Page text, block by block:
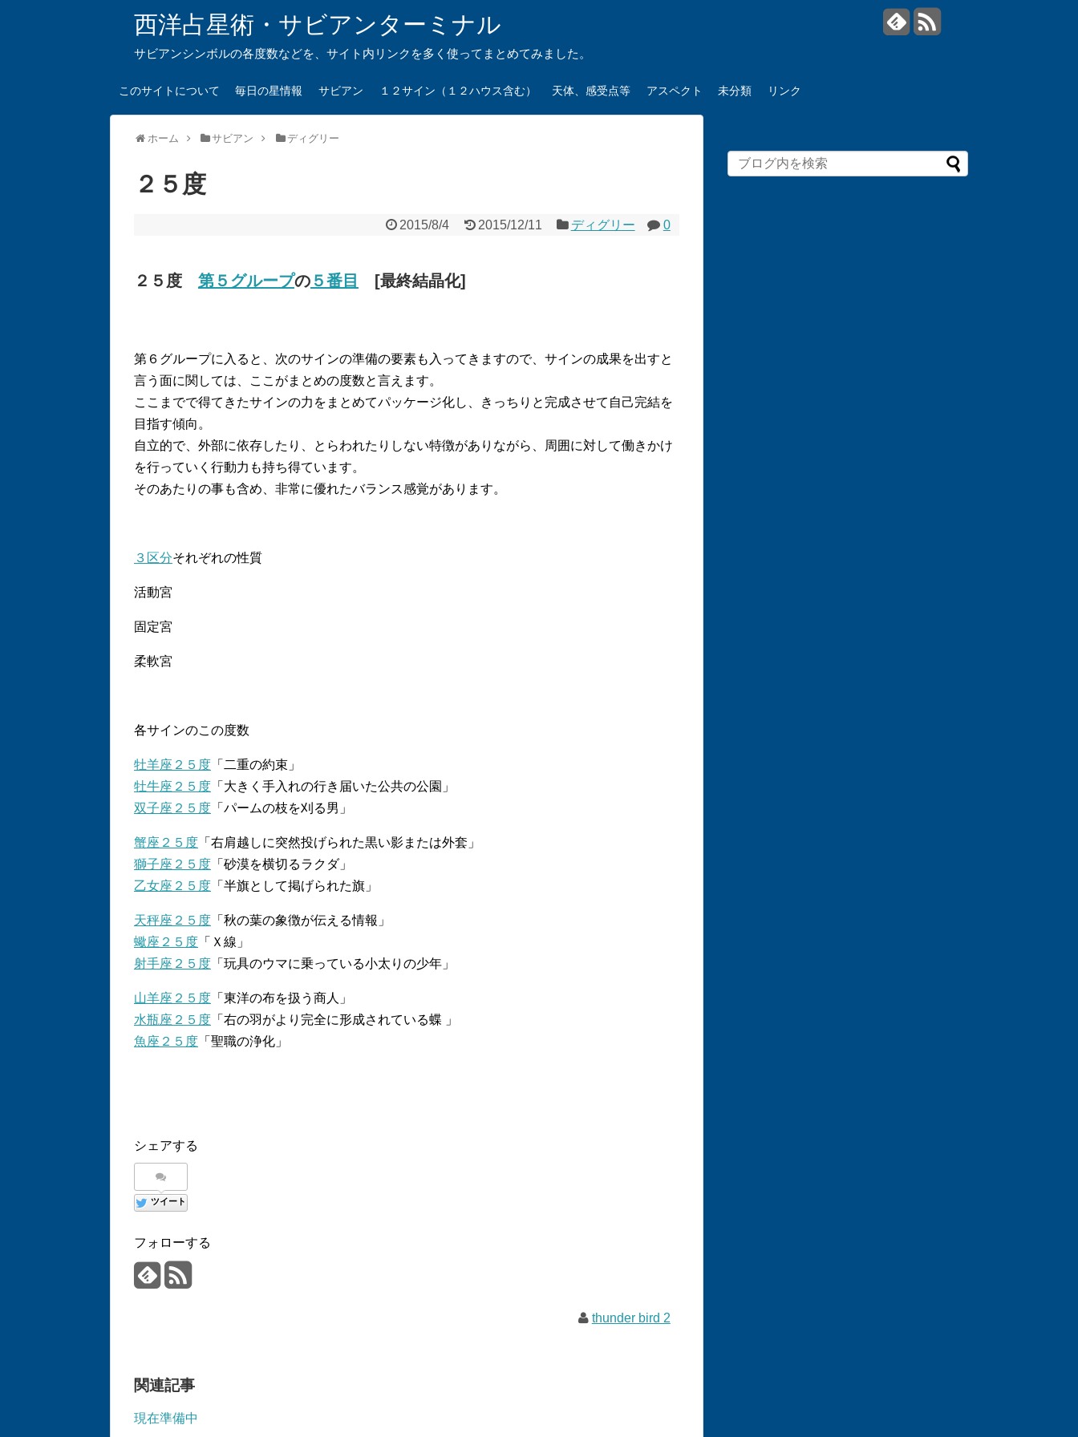
西洋占星術・サビアンターミナル
サビアンシンボルの各度数などを、サイト内リンクを多く使ってまとめてみました。
このサイトについて 毎日の星情報 サビアン １２サイン（１２ハウス含む） 天体、感受点等 アスペクト 未分類 リンク
ホーム サビアン ディグリー
２５度
2015/8/4 2015/12/11 ディグリー 0
２５度 第５グループの ５番目 [最終結晶化]
第６グループに入ると、次のサインの準備の要素も入ってきますので、サインの成果を出すと
言う面に関しては、ここがまとめの度数と言えます。
ここまでで得てきたサインの力をまとめてパッケージ化し、きっちりと完成させて自己完結を
目指す傾向。
自立的で、外部に依存したり、とらわれたりしない特徴がありながら、周囲に対して働きかけ
を行っていく行動力も持ち得ています。
そのあたりの事も含め、非常に優れたバランス感覚があります。
３区分それぞれの性質
活動宮
固定宮
柔軟宮
各サインのこの度数
牡羊座２５度 「二重の約束」
牡牛座２５度 「大きく手入れの行き届いた公共の公園」
双子座２５度 「パームの枝を刈る男」
蟹座２５度 「右肩越しに突然投げられた黒い影または外套」
獅子座２５度 「砂漠を横切るラクダ」
乙女座２５度 「半旗として掲げられた旗」
天秤座２５度 「秋の葉の象徴が伝える情報」
蠍座２５度 「Ｘ線」
射手座２５度 「玩具のウマに乗っている小太りの少年」
山羊座２５度 「東洋の布を扱う商人」
水瓶座２５度 「右の羽がより完全に形成されている蝶 」
魚座２５度 「聖職の浄化」
シェアする
ツイート
フォローする
thunder bird 2
関連記事
現在準備中